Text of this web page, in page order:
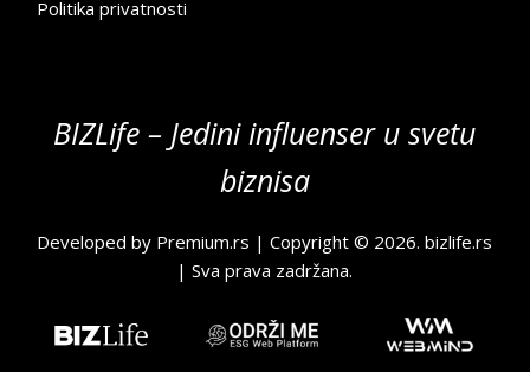
Politika privatnosti
BIZLife – Jedini influenser u svetu
biznisa
Developed by Premium.rs | Copyright © 2026.bizlife.rs
| Sva prava zadržana.